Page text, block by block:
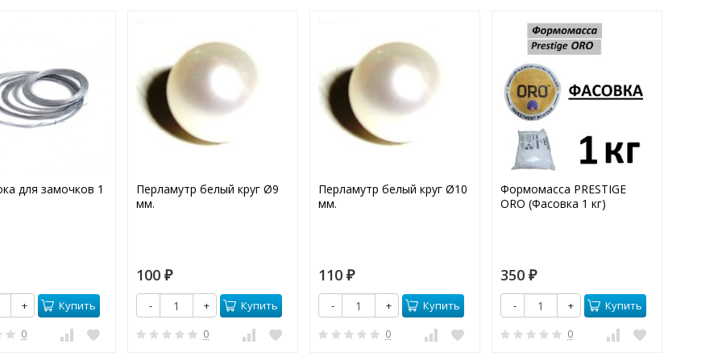
для замочков 1
+ Купить
0
Перламутр белый круг Ø9
мм.
100 ₽
- + Купить
0
Перламутр белый круг Ø10
мм.
110 ₽
- + Купить
0
Формомасса PRESTIGE
ORO (Фасовка 1 кг)
350 ₽
- + Купить
0